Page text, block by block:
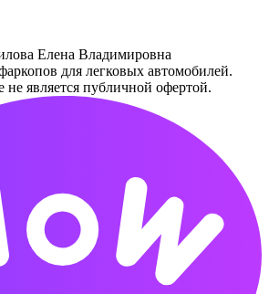
Елена Владимировна
для легковых автомобилей.
является публичной офертой.